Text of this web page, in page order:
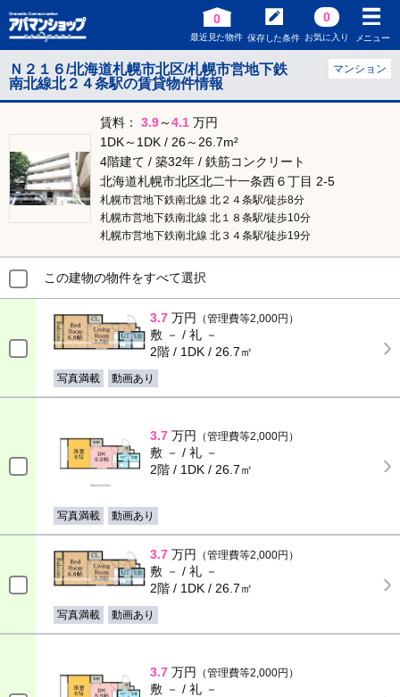
0
最近見た物件 保存した条件
0
お気に入り メニュー
Ｎ２１６/北海道札幌市北区/札幌市営地下鉄
南北線北２４条駅の賃貸物件情報
マンション
賃料： 3.9～4.1 万円
1DK～1DK / 26～26.7m²
4階建て / 築32年 / 鉄筋コンクリート
北海道札幌市北区北二十一条西６丁目 2-5
札幌市営地下鉄南北線 北２４条駅/徒歩8分
札幌市営地下鉄南北線 北１８条駅/徒歩10分
札幌市営地下鉄南北線 北３４条駅/徒歩19分
この建物の物件をすべて選択
3.7 万円 （管理費等2,000円）
敷 － / 礼 －
2階 / 1DK / 26.7㎡
写真満載 動画あり
3.7 万円 （管理費等2,000円）
敷 － / 礼 －
2階 / 1DK / 26.7㎡
写真満載 動画あり
3.7 万円 （管理費等2,000円）
敷 － / 礼 －
2階 / 1DK / 26.7㎡
写真満載 動画あり
3.7 万円 （管理費等2,000円）
敷 － / 礼 －